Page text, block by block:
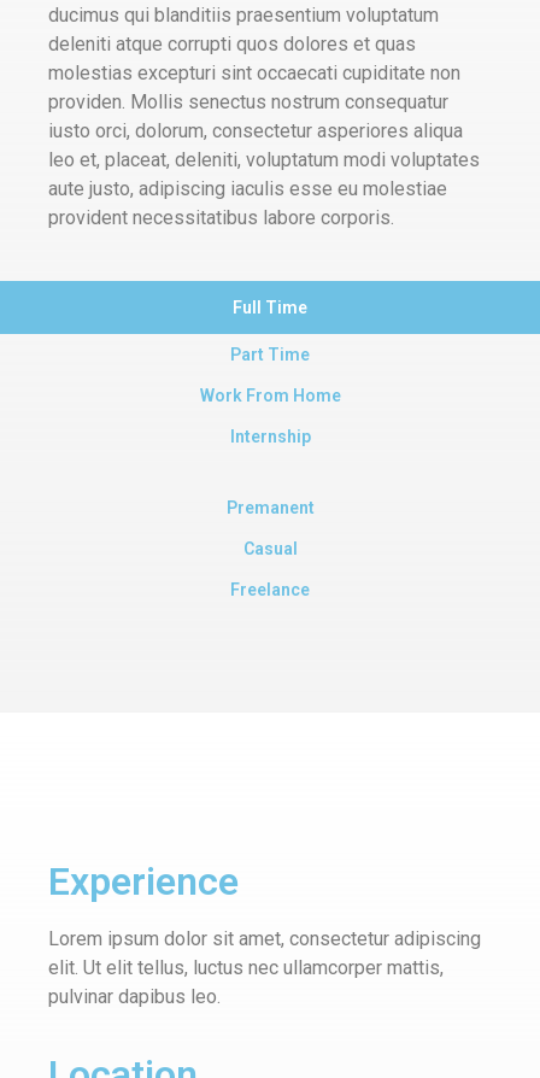
ducimus qui blanditiis praesentium voluptatum
deleniti atque corrupti quos dolores et quas
molestias excepturi sint occaecati cupiditate non
providen. Mollis senectus nostrum consequatur
iusto orci, dolorum, consectetur asperiores aliqua
leo et, placeat, deleniti, voluptatum modi voluptates
aute justo, adipiscing iaculis esse eu molestiae
provident necessitatibus labore corporis.
Full Time
Part Time
Work From Home
Internship
Premanent
Casual
Freelance
Experience
Lorem ipsum dolor sit amet, consectetur adipiscing
elit. Ut elit tellus, luctus nec ullamcorper mattis,
pulvinar dapibus leo.